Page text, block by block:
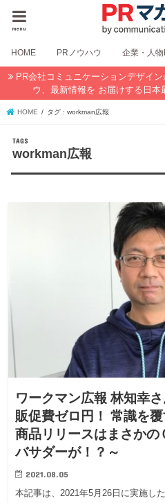
menu
HOME PRノウハウ 企業・人物
PR会社コミュニケーションデザイ
ウ、最新情報を お届けする日本
HOME タグ : workman広報
workman広報
ワークマン広報 林知幸
販促費ゼロ円！ 常識を
商品リリースはまさかの
バサダーが！？～
2021.08.05
本記事は、2021年5月26日に実施し